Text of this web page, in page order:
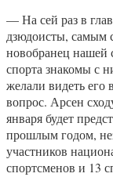
— На сей раз в
дзюдоисты, самым
новобранец
спорта знакомы с
желали видеть его
вопрос. Арсен
января будет
прошлым годом,
участников
спортсменов и 13